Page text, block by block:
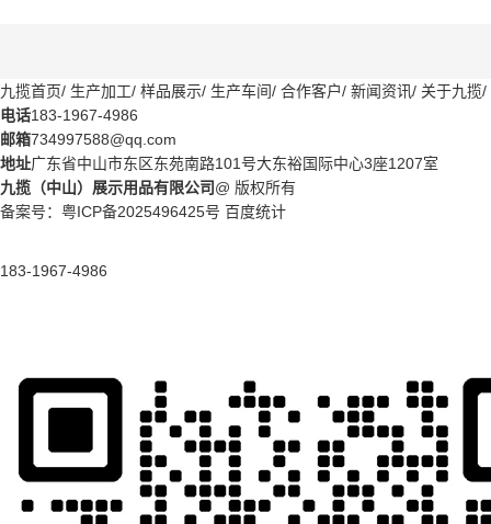
九揽首页/ 生产加工/ 样品展示/ 生产车间/ 合作客户/ 新闻资讯/ 关于九揽/
电话183-1967-4986
邮箱734997588@qq.com
地址广东省中山市东区东苑南路101号大东裕国际中心3座1207室
九揽（中山）展示用品有限公司@ 版权所有
备案号： 粤ICP备2025496425号 百度统计
183-1967-4986